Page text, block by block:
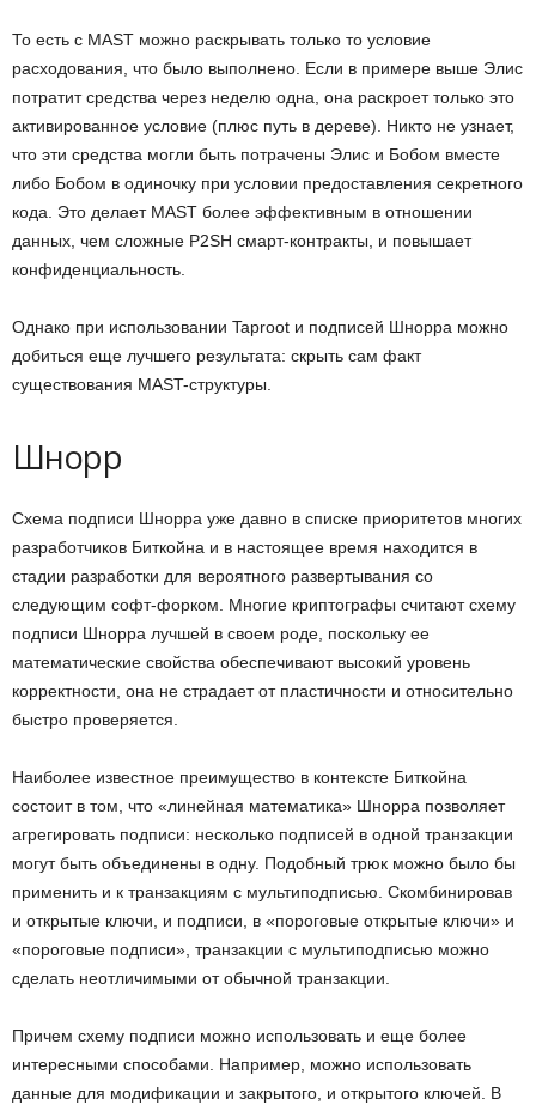
То есть с MAST можно раскрывать только то условие
расходования, что было выполнено. Если в примере выше Элис
потратит средства через неделю одна, она раскроет только это
активированное условие (плюс путь в дереве). Никто не узнает,
что эти средства могли быть потрачены Элис и Бобом вместе
либо Бобом в одиночку при условии предоставления секретного
кода. Это делает MAST более эффективным в отношении
данных, чем сложные P2SH смарт-контракты, и повышает
конфиденциальность.
Однако при использовании Taproot и подписей Шнорра можно
добиться еще лучшего результата: скрыть сам факт
существования MAST-структуры.
Шнорр
Схема подписи Шнорра уже давно в списке приоритетов многих
разработчиков Биткойна и в настоящее время находится в
стадии разработки для вероятного развертывания со
следующим софт-форком. Многие криптографы считают схему
подписи Шнорра лучшей в своем роде, поскольку ее
математические свойства обеспечивают высокий уровень
корректности, она не страдает от пластичности и относительно
быстро проверяется.
Наиболее известное преимущество в контексте Биткойна
состоит в том, что «линейная математика» Шнорра позволяет
агрегировать подписи: несколько подписей в одной транзакции
могут быть объединены в одну. Подобный трюк можно было бы
применить и к транзакциям с мультиподписью. Скомбинировав
и открытые ключи, и подписи, в «пороговые открытые ключи» и
«пороговые подписи», транзакции с мультиподписью можно
сделать неотличимыми от обычной транзакции.
Причем схему подписи можно использовать и еще более
интересными способами. Например, можно использовать
данные для модификации и закрытого, и открытого ключей. В